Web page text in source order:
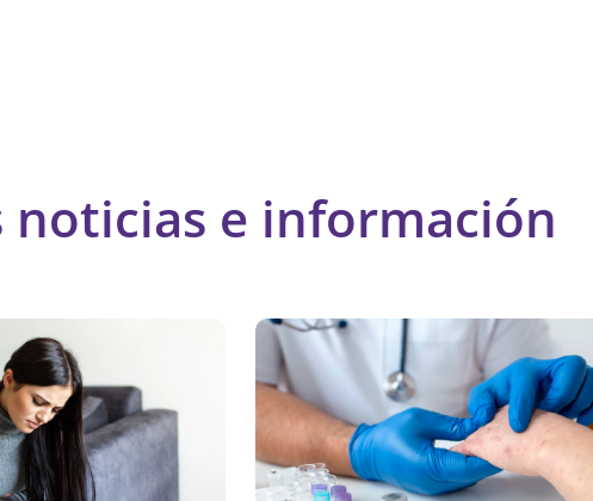
noticias e información